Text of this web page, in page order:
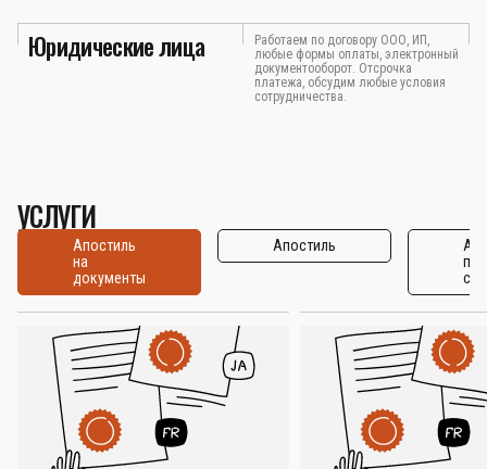
Юридические лица
Работаем по договору ООО, ИП,
любые формы оплаты, электронный
документооборот. Отсрочка
платежа, обсудим любые условия
сотрудничества.
УСЛУГИ
Апостиль
на
документы
Апостиль
по